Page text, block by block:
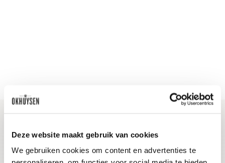
Deze website maakt gebruik van cookies
We gebruiken cookies om content en advertenties te
Blijf op de hoogte
Ontvang het laatste wijnnieuws, proeverijen en